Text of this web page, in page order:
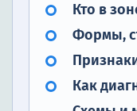
Кто в
Формы,
Как